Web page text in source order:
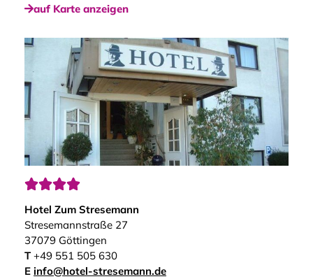
auf Karte anzeigen

Hotel Zum Stresemann
Stresemannstraße 27
37079 Göttingen
T+49 551 505 630
E info@hotel-stresemann.de